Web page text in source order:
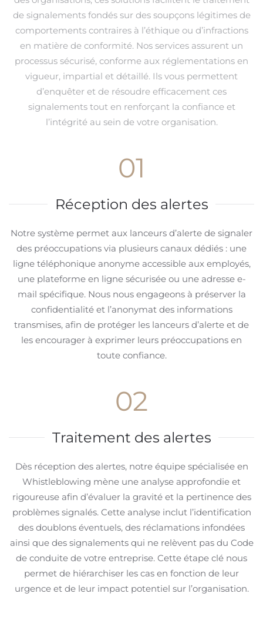
de signalements fondés sur des soupçons légitimes de
comportements contraires à l’éthique ou d’infractions
en matière de conformité. Nos services assurent un
processus sécurisé, conforme aux réglementations en
vigueur, impartial et détaillé. Ils vous permettent
d’enquêter et de résoudre efficacement ces
signalements tout en renforçant la confiance et
l’intégrité au sein de votre organisation.
01
Réception des alertes
Notre système permet aux lanceurs d’alerte de signaler
des préoccupations via plusieurs canaux dédiés : une
ligne téléphonique anonyme accessible aux employés,
une plateforme en ligne sécurisée ou une adresse e-
mail spécifique. Nous nous engageons à préserver la
confidentialité et l’anonymat des informations
transmises, afin de protéger les lanceurs d’alerte et de
les encourager à exprimer leurs préoccupations en
toute confiance.
02
Traitement des alertes
Dès réception des alertes, notre équipe spécialisée en
Whistleblowing mène une analyse approfondie et
rigoureuse afin d’évaluer la gravité et la pertinence des
problèmes signalés. Cette analyse inclut l’identification
des doublons éventuels, des réclamations infondées
ainsi que des signalements qui ne relèvent pas du Code
de conduite de votre entreprise. Cette étape clé nous
permet de hiérarchiser les cas en fonction de leur
urgence et de leur impact potentiel sur l’organisation.